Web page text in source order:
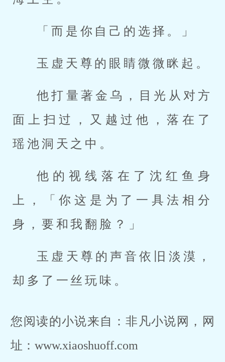
「而是你自己的选择。」
玉虚天尊的眼睛微微眯起。
他打量著金乌，目光从对方
面上扫过，又越过他，落在了
瑶池洞天之中。
他的视线落在了沈红鱼身
上，「你这是为了一具法相分
身，要和我翻脸？」
玉虚天尊的声音依旧淡漠，
却多了一丝玩味。
您阅读的小说来自：非凡小说网，网
址：www.xiaoshuoff.com